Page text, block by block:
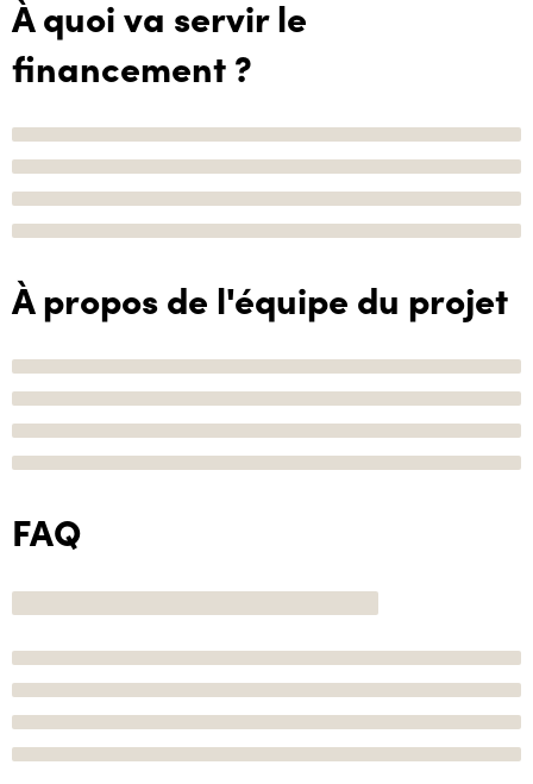
À quoi va servir le
financement ?
À propos de l'équipe du projet
FAQ